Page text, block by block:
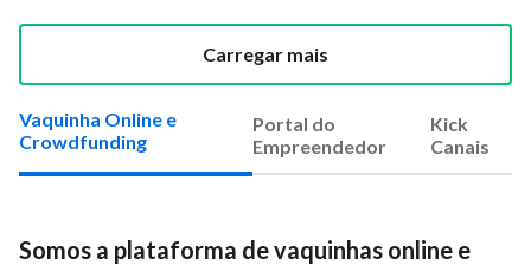
Vaquinha Online e
Crowdfunding
Portal do
Empreendedor
Kick
Canais
Somos a plataforma de vaquinhas online e
Carregar mais